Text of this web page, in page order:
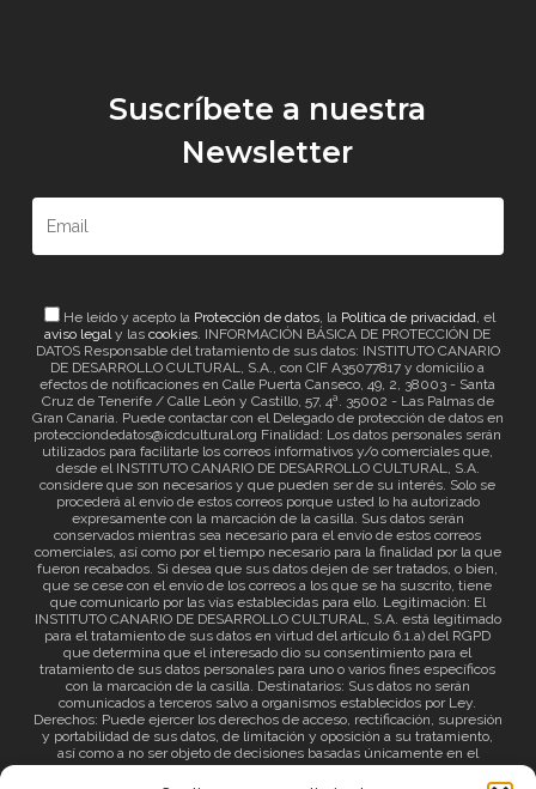
Suscríbete a nuestra
Newsletter
He leído y acepto la Protección de datos, la Política de privacidad, el
aviso legaly lascookies. INFORMACIÓN BÁSICA DE PROTECCIÓN DE
DATOS Responsable del tratamiento de sus datos: INSTITUTO CANARIO
DE DESARROLLO CULTURAL, S.A., con CIF A35077817 y domicilio a
efectos de notificaciones en Calle Puerta Canseco, 49, 2, 38003 - Santa
Cruz de Tenerife / Calle León y Castillo, 57, 4ª. 35002 - Las Palmas de
Gran Canaria. Puede contactar con el Delegado de protección de datos en
protecciondedatos@icdcultural.org Finalidad: Los datos personales serán
utilizados para facilitarle los correos informativos y/o comerciales que,
desde el INSTITUTO CANARIO DE DESARROLLO CULTURAL, S.A.
considere que son necesarios y que pueden ser de su interés. Solo se
procederá al envío de estos correos porque usted lo ha autorizado
expresamente con la marcación de la casilla. Sus datos serán
conservados mientras sea necesario para el envío de estos correos
comerciales, así como por el tiempo necesario para la finalidad por la que
fueron recabados. Si desea que sus datos dejen de ser tratados, o bien,
que se cese con el envío de los correos a los que se ha suscrito, tiene
que comunicarlo por las vías establecidas para ello. Legitimación: El
INSTITUTO CANARIO DE DESARROLLO CULTURAL, S.A. está legitimado
para el tratamiento de sus datos en virtud del artículo 6.1.a) del RGPD
que determina que el interesado dio su consentimiento para el
tratamiento de sus datos personales para uno o varios fines específicos
con la marcación de la casilla. Destinatarios: Sus datos no serán
comunicados a terceros salvo a organismos establecidos por Ley.
Derechos: Puede ejercer los derechos de acceso, rectificación, supresión
y portabilidad de sus datos, de limitación y oposición a su tratamiento,
así como a no ser objeto de decisiones basadas únicamente en el
tratamiento automatizado de sus datos y revocar el consentimiento